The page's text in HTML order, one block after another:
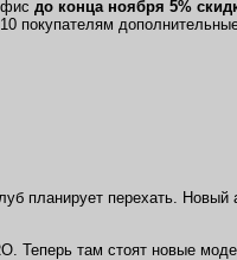
до конца ноября 5%
покупателям
планирует перехать.
Теперь там стоят новые